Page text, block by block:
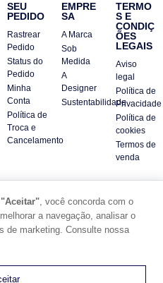
SEU
PEDIDO
Rastrear
Pedido
Status do
Pedido
Minha
Conta
Política de
Troca e
Cancelamento
EMPRE
SA
A Marca
Sob
Medida
A
Designer
Sustentabilidade
TERMO
S E
CONDIÇ
ÕES
LEGAIS
Aviso
legal
Política de
Privacidade
Política de
cookies
Termos de
venda
0
"Aceitar", você concorda com o
a navegação, analisar o
de marketing. Consulte nossa